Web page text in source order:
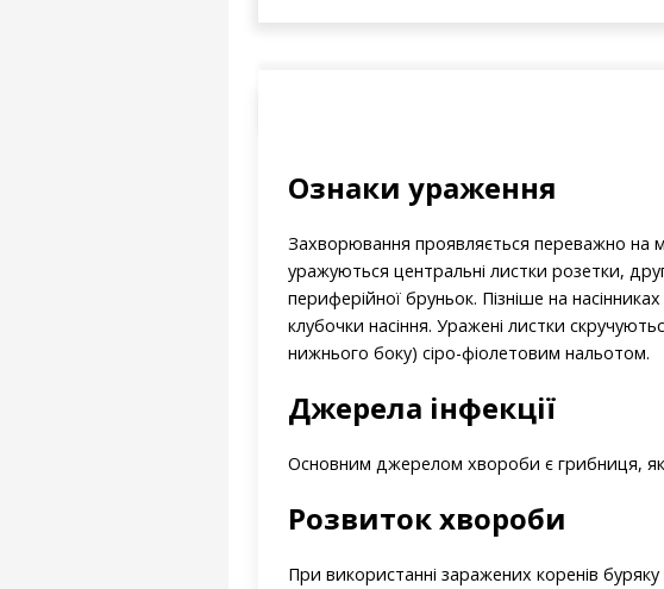
Ознаки ураження
Захворювання проявляється переважно на
уражуються центральні листки розетки,
периферійної бруньок. Пізніше на
клубочки насіння. Уражені листки
нижнього боку) сіро-фіолетовим нальотом.
Джерела інфекції
Основним джерелом хвороби є грибниця,
Розвиток хвороби
При використанні заражених коренів буряку